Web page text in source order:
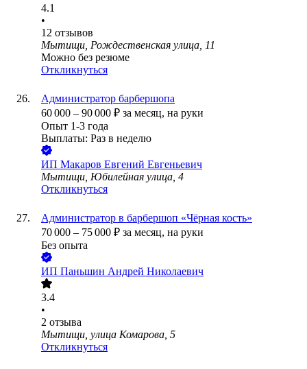
4.1
•
12 отзывов
Мытищи, Рождественская улица, 11
Можно без резюме
Откликнуться
Администратор барбершопа
60 000 – 90 000 ₽ за месяц, на руки
Опыт 1-3 года
Выплаты: Раз в неделю
ИП Макаров Евгений Евгеньевич
Мытищи, Юбилейная улица, 4
Откликнуться
Администратор в барбершоп «Чёрная кость»
70 000 – 75 000 ₽ за месяц, на руки
Без опыта
ИП Паньшин Андрей Николаевич
3.4
•
2 отзыва
Мытищи, улица Комарова, 5
Откликнуться